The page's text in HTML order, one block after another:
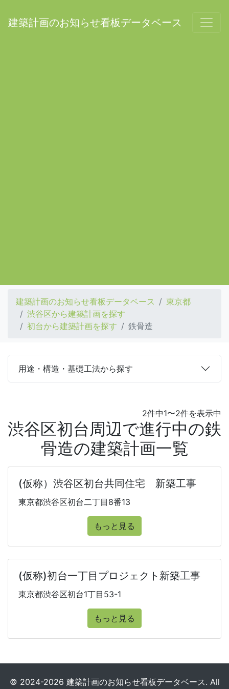
建築計画のお知らせ看板データベース
建築計画のお知らせ看板データベース
東京都
渋谷区から建築計画を探す
初台から建築計画を探す
鉄骨造
用途・構造・基礎工法から探す
2件中1〜2件を表示中
渋谷区初台周辺で進行中の鉄
骨造の建築計画一覧
(仮称）渋谷区初台共同住宅 新築工事
東京都渋谷区初台二丁目8番13
もっと見る
(仮称)初台一丁目プロジェクト新築工事
東京都渋谷区初台1丁目53-1
もっと見る
© 2024-2026 建築計画のお知らせ看板データベース. All